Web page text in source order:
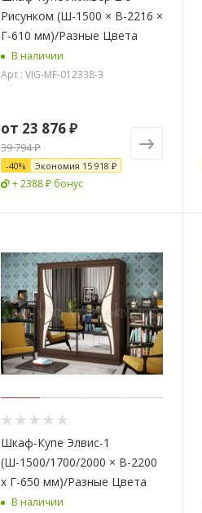
Рисунком (Ш-1500 × В-2216 ×
Г-610 мм)/Разные Цвета
В наличии
Арт.: VIG-MF-012338-3
от 23 876 ₽
39 794 ₽
-40% Экономия 15 918 ₽
+ 2388 ₽ бонус
Шкаф-Купе Элвис-1
(Ш-1500/1700/2000 × В-2200
х Г-650 мм)/Разные Цвета
В наличии